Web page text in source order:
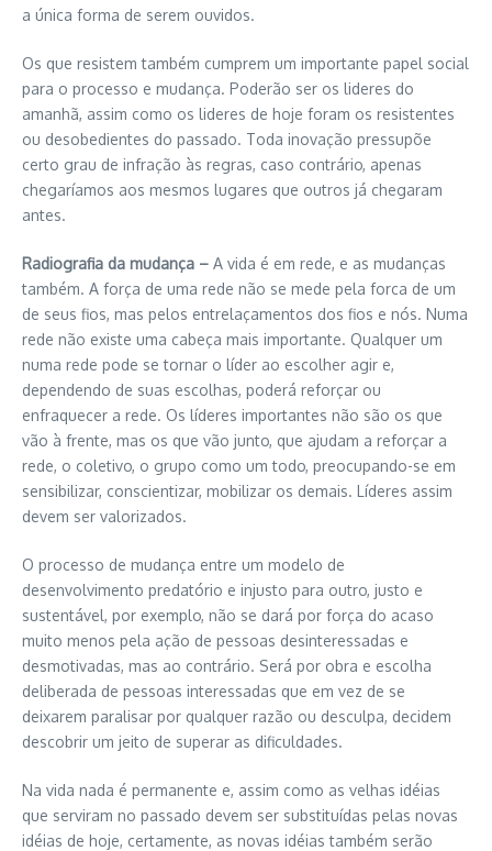
a única forma de serem ouvidos.
Os que resistem também cumprem um importante papel social
para o processo e mudança. Poderão ser os lideres do
amanhã, assim como os lideres de hoje foram os resistentes
ou desobedientes do passado. Toda inovação pressupõe
certo grau de infração às regras, caso contrário, apenas
chegaríamos aos mesmos lugares que outros já chegaram
antes.
Radiografia da mudança – A vida é em rede, e as mudanças
também. A força de uma rede não se mede pela forca de um
de seus fios, mas pelos entrelaçamentos dos fios e nós. Numa
rede não existe uma cabeça mais importante. Qualquer um
numa rede pode se tornar o líder ao escolher agir e,
dependendo de suas escolhas, poderá reforçar ou
enfraquecer a rede. Os líderes importantes não são os que
vão à frente, mas os que vão junto, que ajudam a reforçar a
rede, o coletivo, o grupo como um todo, preocupando-se em
sensibilizar, conscientizar, mobilizar os demais. Líderes assim
devem ser valorizados.
O processo de mudança entre um modelo de
desenvolvimento predatório e injusto para outro, justo e
sustentável, por exemplo, não se dará por força do acaso
muito menos pela ação de pessoas desinteressadas e
desmotivadas, mas ao contrário. Será por obra e escolha
deliberada de pessoas interessadas que em vez de se
deixarem paralisar por qualquer razão ou desculpa, decidem
descobrir um jeito de superar as dificuldades.
Na vida nada é permanente e, assim como as velhas idéias
que serviram no passado devem ser substituídas pelas novas
idéias de hoje, certamente, as novas idéias também serão